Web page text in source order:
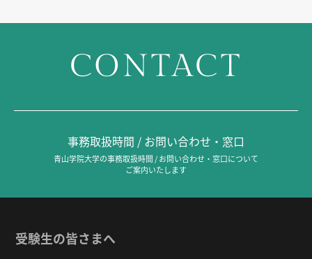
CONTACT
事務取扱時間 / お問い合わせ・窓口
青山学院大学の事務取扱時間 / お問い合わせ・窓口について
ご案内いたします
受験生の皆さまへ